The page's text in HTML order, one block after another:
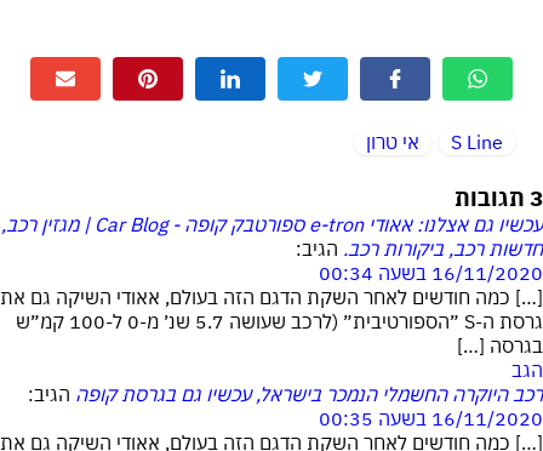
S Line אי טרון
3 תגובות
עכשיו גם אצלנו: אאודי e-tron ספורטבק קופה - Car Blog | מגזין רכב,
חדשות רכב, ביקורות רכב. הגיב:
16/11/2020 בשעה 00:34
[…] כמה חודשים לאחר השקת הדגם הזה בעולם, אאודי השיקה גם את
גרסת ה-S ״הספורטיבית״ (לרכב שעושה 5.7 שנ׳ מ-0 ל-100 קמ״ש
בגרסה […]
הגב
רכב היוקרה החשמלי הנמכר בישראל, עכשיו גם בגרסת קופה הגיב:
16/11/2020 בשעה 00:35
[…] כמה חודשים לאחר השקת הדגם הזה בעולם, אאודי השיקה גם את